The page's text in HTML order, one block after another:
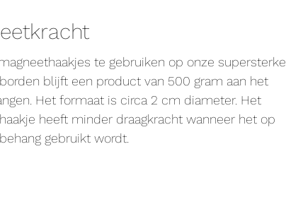
te gebruiken op onze supersterke
blijft een product van 500 gram aan het
Het formaat is circa 2 cm diameter. Het
heeft minder draagkracht wanneer het op
gebruikt wordt.